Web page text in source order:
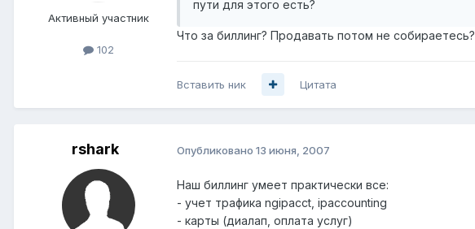
Активный участник
102
пути для этого есть?
Что за биллинг? Продавать потом не собираетесь?
Вставить ник Цитата
rshark Опубликовано 13 июня, 2007
Наш биллинг умеет практически все:
- учет трафика ngipacct, ipaccounting
- карты (диалап, оплата услуг)